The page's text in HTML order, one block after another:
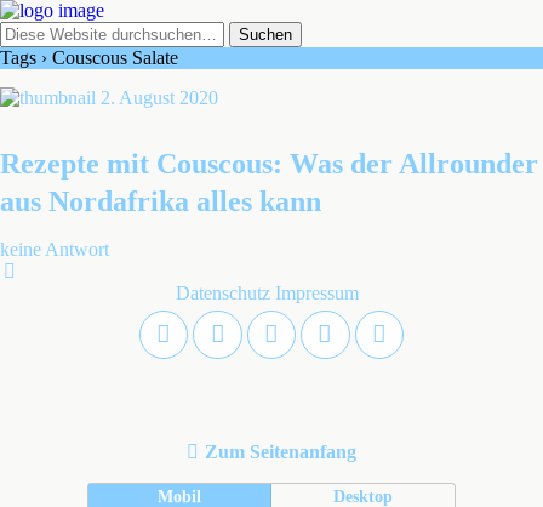
Tags › Couscous Salate
2. August 2020
Rezepte mit Couscous: Was der Allrounder
aus Nordafrika alles kann
keine Antwort
Datenschutz Impressum
Zum Seitenanfang
Mobil Desktop